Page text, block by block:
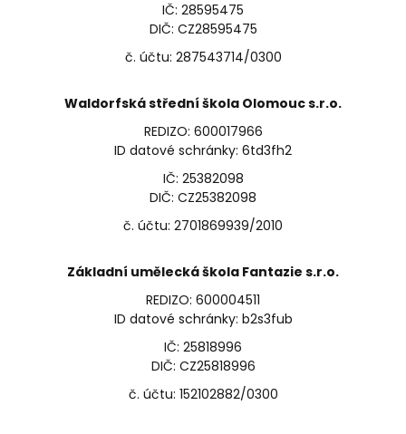
IČ: 28595475
DIČ: CZ28595475
č. účtu: 287543714/0300
Waldorfská střední škola Olomouc s.r.o.
REDIZO: 600017966
ID datové schránky: 6td3fh2
IČ: 25382098
DIČ: CZ25382098
č. účtu: 2701869939/2010
Základní umělecká škola Fantazie s.r.o.
REDIZO: 600004511
ID datové schránky: b2s3fub
IČ: 25818996
DIČ: CZ25818996
č. účtu: 152102882/0300